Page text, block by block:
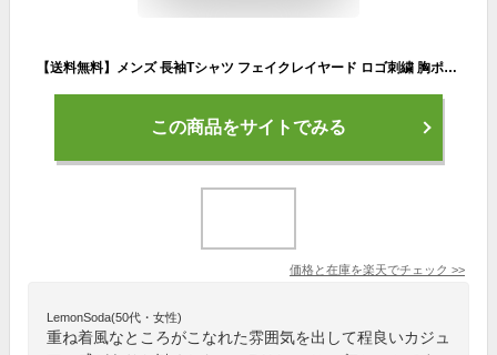
【送料無料】メンズ 長袖Tシャツ フェイクレイヤード ロゴ刺繍 胸ポケット 重ね着 春 秋 ゆったり カジュアル シンプル お出かけ おしゃれ M L LL 20代 30代 40代 BALL 62592
この商品をサイトでみる
価格と在庫を楽天でチェック >>
LemonSoda(50代・女性)
重ね着風なところがこなれた雰囲気を出して程良いカジュ